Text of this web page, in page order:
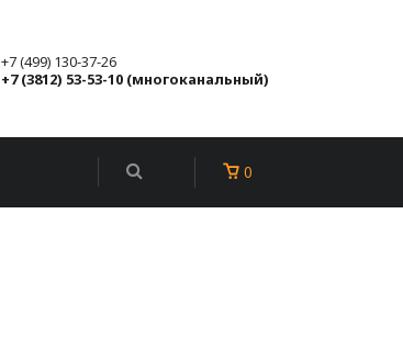
+7 (499) 130-37-26
+7 (3812) 53-53-10 (многоканальный)
0